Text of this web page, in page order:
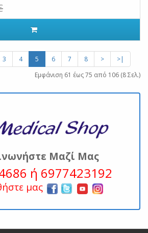
3 4 5 6 7 8 >
>|
Εμφάνιση 61 έως 75 από 106 (8 Σελ.)
Μαζί Μας
ή 6977423192
μας